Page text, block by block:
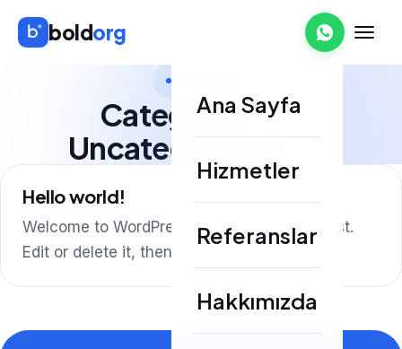
boldorg
Ana Sayfa
Hizmetler
Referanslar
Hakkımızda
Category:
Uncategorized
Hello world!
Welcome to WordPress. This is your first post.
Edit or delete it, then start writing!